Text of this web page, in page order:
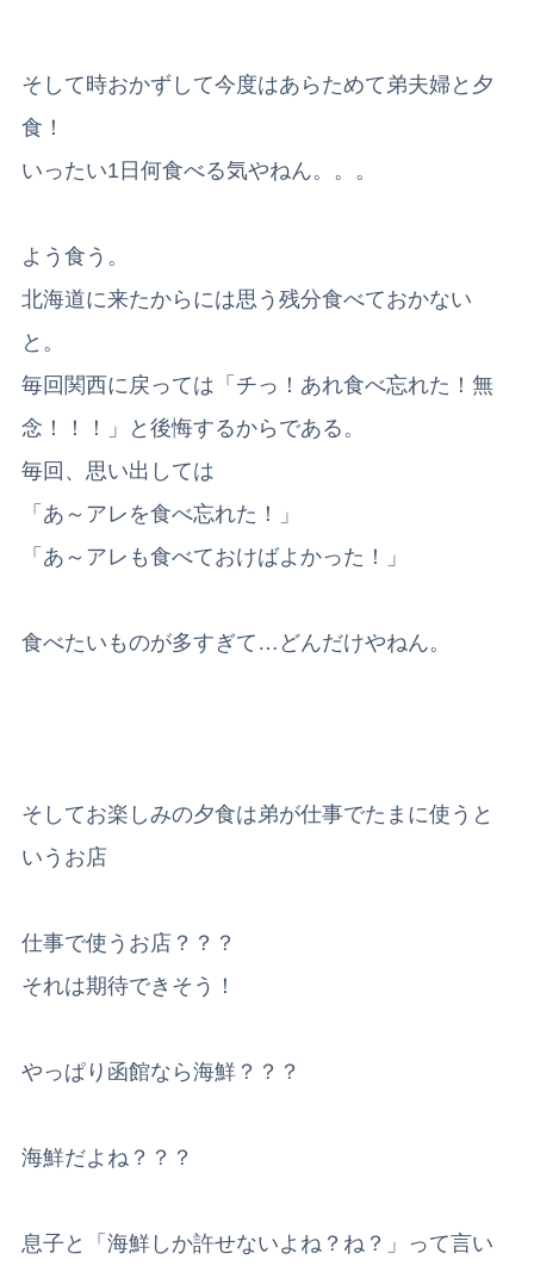
そして時おかずして今度はあらためて弟夫婦と夕
食！
いったい1日何食べる気やねん。。。
よう食う。
北海道に来たからには思う残分食べておかない
と。
毎回関西に戻っては「チっ！あれ食べ忘れた！無
念！！！」と後悔するからである。
毎回、思い出しては
「あ～アレを食べ忘れた！」
「あ～アレも食べておけばよかった！」
食べたいものが多すぎて…どんだけやねん。
そしてお楽しみの夕食は弟が仕事でたまに使うと
いうお店
仕事で使うお店？？？
それは期待できそう！
やっぱり函館なら海鮮？？？
海鮮だよね？？？
息子と「海鮮しか許せないよね？ね？」って言い